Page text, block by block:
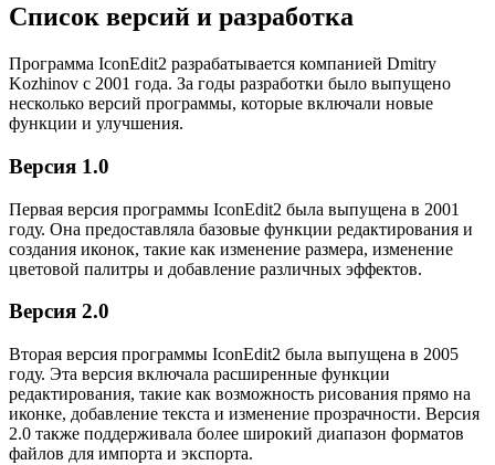
Список версий и разработка
Программа IconEdit2 разрабатывается компанией Dmitry
Kozhinov с 2001 года. За годы разработки было выпущено
несколько версий программы, которые включали новые
функции и улучшения.
Версия 1.0
Первая версия программы IconEdit2 была выпущена в 2001
году. Она предоставляла базовые функции редактирования и
создания иконок, такие как изменение размера, изменение
цветовой палитры и добавление различных эффектов.
Версия 2.0
Вторая версия программы IconEdit2 была выпущена в 2005
году. Эта версия включала расширенные функции
редактирования, такие как возможность рисования прямо на
иконке, добавление текста и изменение прозрачности. Версия
2.0 также поддерживала более широкий диапазон форматов
файлов для импорта и экспорта.